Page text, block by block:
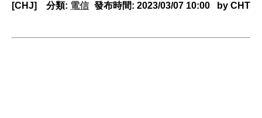
[CHJ] 分類: 電信 發布時間: 2023/03/07 10:00 by CHT